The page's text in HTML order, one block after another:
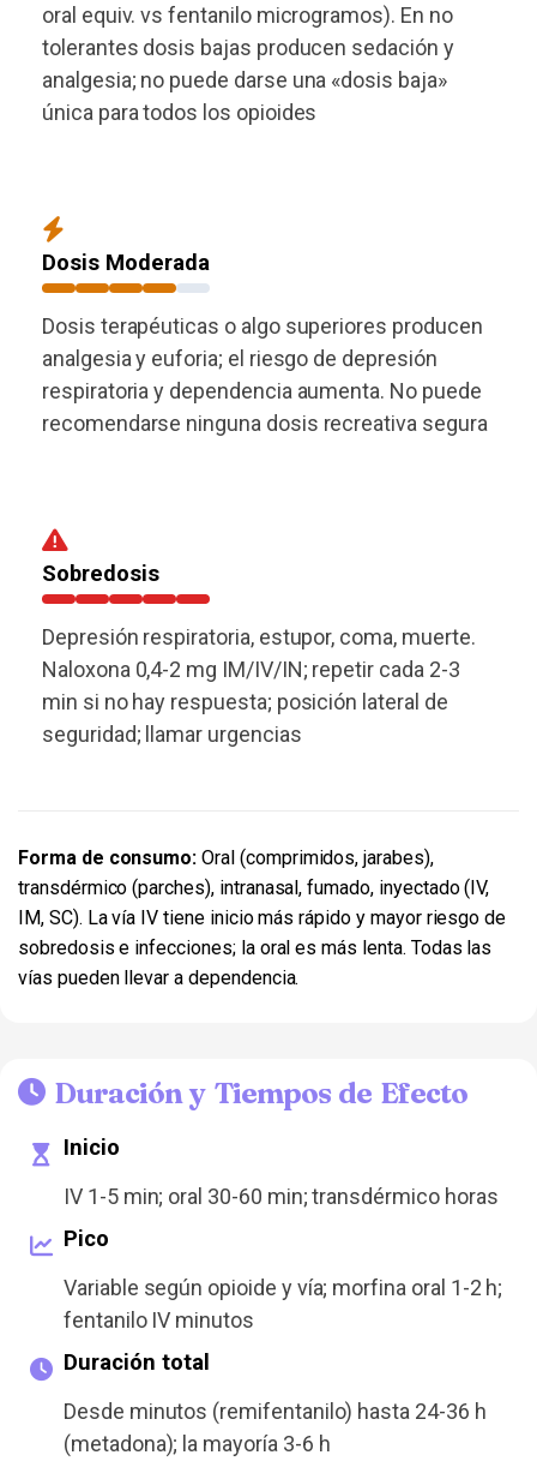
oral equiv. vs fentanilo microgramos). En no
tolerantes dosis bajas producen sedación y
analgesia; no puede darse una «dosis baja»
única para todos los opioides
Dosis Moderada
Dosis terapéuticas o algo superiores producen
analgesia y euforia; el riesgo de depresión
respiratoria y dependencia aumenta. No puede
recomendarse ninguna dosis recreativa segura
Sobredosis
Depresión respiratoria, estupor, coma, muerte.
Naloxona 0,4-2 mg IM/IV/IN; repetir cada 2-3
min si no hay respuesta; posición lateral de
seguridad; llamar urgencias
Forma de consumo: Oral (comprimidos, jarabes),
transdérmico (parches), intranasal, fumado, inyectado (IV,
IM, SC). La vía IV tiene inicio más rápido y mayor riesgo de
sobredosis e infecciones; la oral es más lenta. Todas las
vías pueden llevar a dependencia.
Duración y Tiempos de Efecto
Inicio
IV 1-5 min; oral 30-60 min; transdérmico horas
Pico
Variable según opioide y vía; morfina oral 1-2 h;
fentanilo IV minutos
Duración total
Desde minutos (remifentanilo) hasta 24-36 h
(metadona); la mayoría 3-6 h